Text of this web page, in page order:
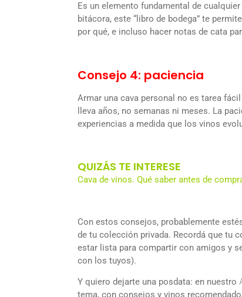
Es un elemento fundamental de
bitácora, este “libro de bodega” te
por qué, e incluso hacer notas de cata
Consejo 4: paciencia
Armar una cava personal no es tarea
lleva años, no semanas ni meses. La
experiencias a medida que los vinos
QUIZÁS TE INTERESE
Cava de vinos. Qué saber antes de
Con estos consejos, probablemente
de tu colección privada. Recordá que tu
estar lista para compartir con amigos y
con los tuyos).
Y quiero dejarte una posdata: en nuestro